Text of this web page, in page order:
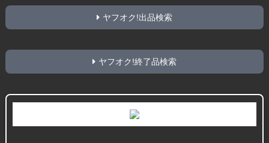
ヤフオク!出品検索
ヤフオク!終了品検索